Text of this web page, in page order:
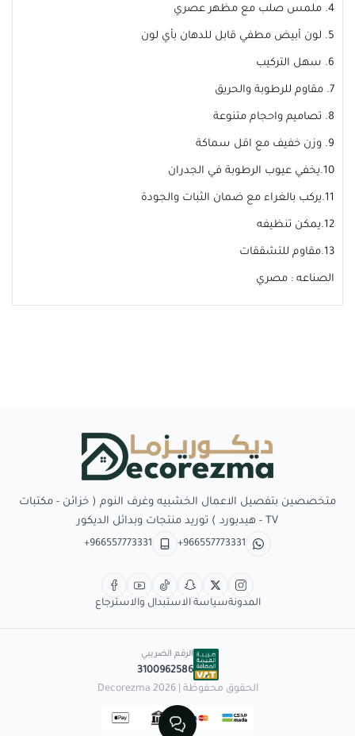
4. ملمس صلب مع مظهر عصري
5. لون أبيض مطفي قابل للدهان بأي لون
6. سهل التركيب
7. مقاوم للرطوبة والحريق
8. تصاميم واحجام متنوعة
9. وزن خفيف مع اقل سماكة
10.يخفي عيوب الرطوبة في الجدران
11.يركب بالغراء مع ضمان الثبات والجودة
12.يمكن تنظيفه
13.مقاوم للتشققات
الصناعه : مصري
متخصصين بتفصيل الاعمال الخشبيه وغرف النوم ( خزائن - مكتبات
TV - هيدبورد ) توريد منتجات وبدائل الديكور
+966557773331
+966557773331
المدونةسياسة الاستبدال والاسترجاع
الرقم الضريبي
3100962586
الحقوق محفوظة | 2026
Decorezma